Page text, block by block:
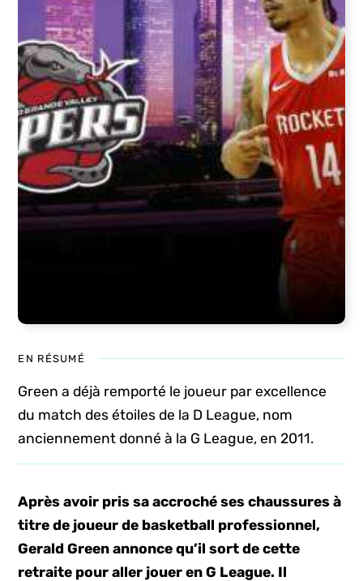
EN RÉSUMÉ
Green a déjà remporté le joueur par excellence
du match des étoiles de la D League, nom
anciennement donné à la G League, en 2011.
Après avoir pris sa accroché ses chaussures à
titre de joueur de basketball professionnel,
Gerald Green annonce qu’il sort de cette
retraite pour aller jouer en G League. Il